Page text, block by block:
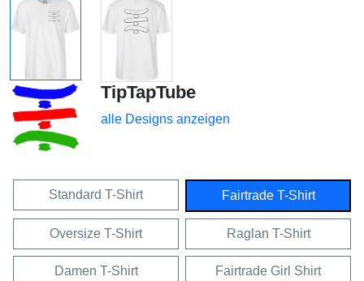
TipTapTube
alle Designs anzeigen
Standard T-Shirt Fairtrade T-Shirt
Oversize T-Shirt Raglan T-Shirt
Damen T-Shirt Fairtrade Girl Shirt